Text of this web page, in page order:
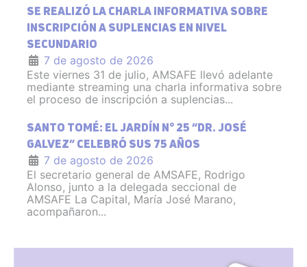
SE REALIZÓ LA CHARLA INFORMATIVA SOBRE
INSCRIPCIÓN A SUPLENCIAS EN NIVEL
SECUNDARIO
7 de agosto de 2026
Este viernes 31 de julio, AMSAFE llevó adelante
mediante streaming una charla informativa sobre
el proceso de inscripción a suplencias...
SANTO TOMÉ: EL JARDÍN N° 25 “DR. JOSÉ
GALVEZ” CELEBRÓ SUS 75 AÑOS
7 de agosto de 2026
El secretario general de AMSAFE, Rodrigo
Alonso, junto a la delegada seccional de
AMSAFE La Capital, María José Marano,
acompañaron...